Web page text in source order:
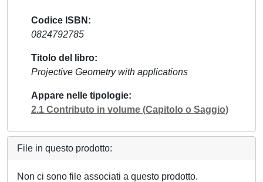
Codice ISBN
0824792785
Titolo del libro
Projective Geometry with applications
Appare nelle tipologie
2.1 Contributo in volume (Capitolo o Saggio)
File in questo prodotto:
Non ci sono file associati a questo prodotto.